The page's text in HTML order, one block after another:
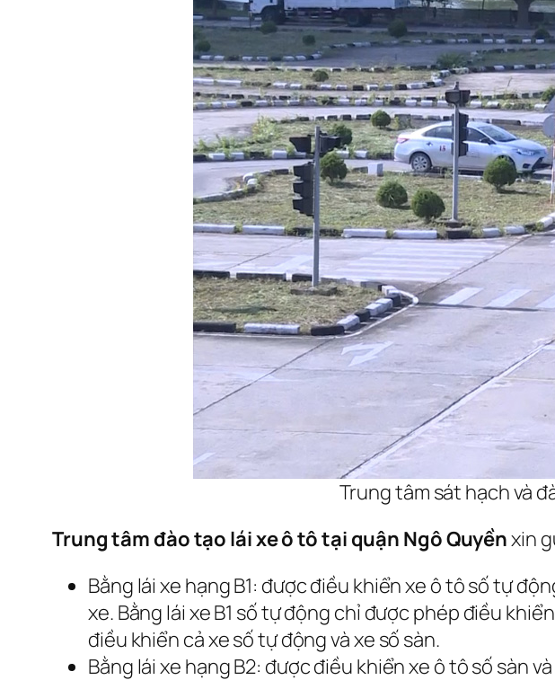
Trung tâm sát hạch và
Trung tâm đào tạo lái xe ô tô tại quận Ngô Quyềnxin
Bằng lái xe hạng B1: được điều khiển xe ô tô số tự
xe. Bằng lái xe B1 số tự động chỉ được phép điều
điều khiển cả xe số tự động và xe số sàn.
Bằng lái xe hạng B2: được điều khiển xe ô tô số sàn